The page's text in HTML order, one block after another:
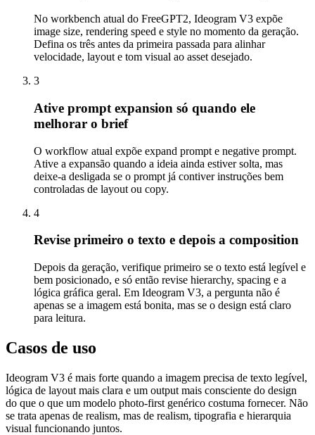
No workbench atual do FreeGPT2, Ideogram V3 expõe
image size, rendering speed e style no momento da geração.
Defina os três antes da primeira passada para alinhar
velocidade, layout e tom visual ao asset desejado.
3
Ative prompt expansion só quando ele
melhorar o brief
O workflow atual expõe expand prompt e negative prompt.
Ative a expansão quando a ideia ainda estiver solta, mas
deixe-a desligada se o prompt já contiver instruções bem
controladas de layout ou copy.
4
Revise primeiro o texto e depois a composition
Depois da geração, verifique primeiro se o texto está legível e
bem posicionado, e só então revise hierarchy, spacing e a
lógica gráfica geral. Em Ideogram V3, a pergunta não é
apenas se a imagem está bonita, mas se o design está claro
para leitura.
Casos de uso
Ideogram V3 é mais forte quando a imagem precisa de texto legível,
lógica de layout mais clara e um output mais consciente do design
do que o que um modelo photo-first genérico costuma fornecer. Não
se trata apenas de realism, mas de realism, tipografia e hierarquia
visual funcionando juntos.